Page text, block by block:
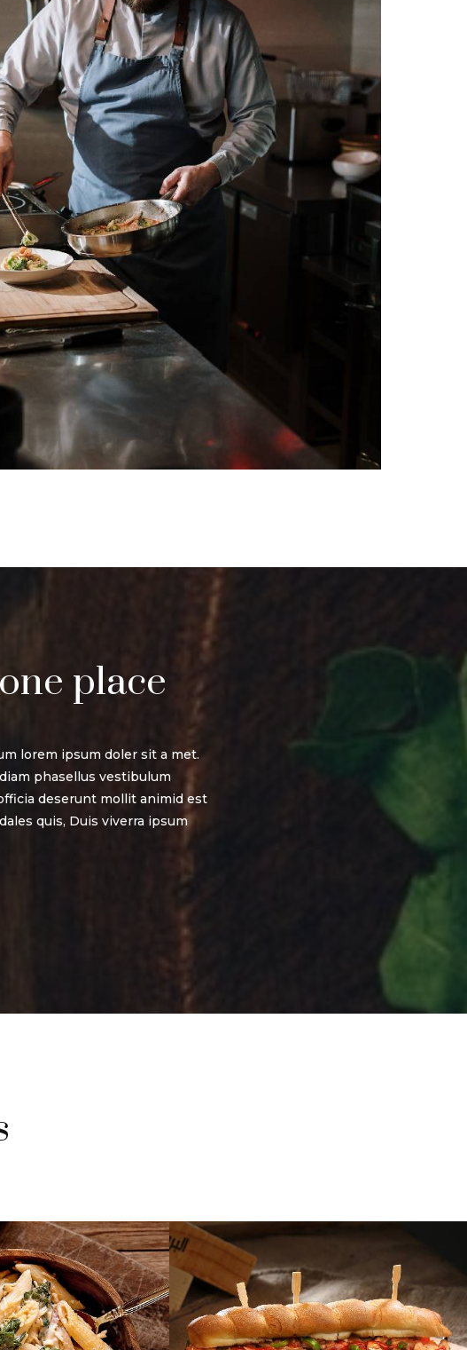
place
lorem ipsum doler sit a met.
phasellus vestibulum
deserunt mollit animid est
quis, Duis viverra ipsum